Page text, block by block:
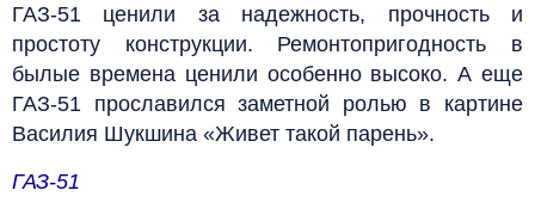
ГАЗ-51 ценили за надежность, прочность и
простоту конструкции. Ремонтопригодность в
былые времена ценили особенно высоко. А еще
ГАЗ-51 прославился заметной ролью в картине
Василия Шукшина «Живет такой парень».
ГАЗ-51